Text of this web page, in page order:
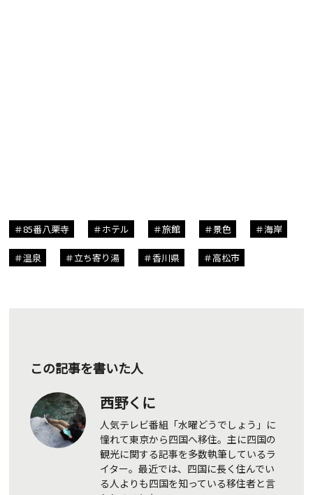
85番八栗寺 ホテル 旅館 景色 海岸
温泉 立ち寄り湯 香川県 高松市
この記事を書いた人
西野くに
人気テレビ番組「水曜どうでしょう」に
憧れて東京から四国へ移住。主に四国の
観光に関する記事を多数執筆しているラ
イター。最近では、四国に長く住んでい
る人よりも四国を知っている移住者と言